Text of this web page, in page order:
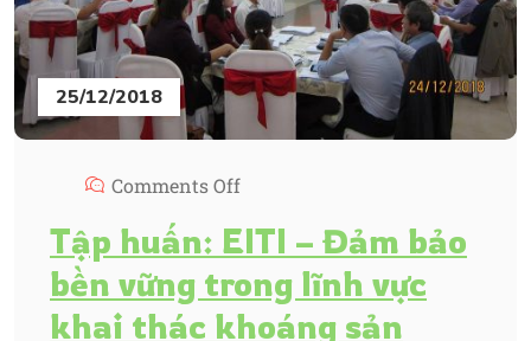
25/12/2018
Comments Off
Tập huấn: EITI – Đảm bảo
bền vững trong lĩnh vực
khai thác khoáng sản